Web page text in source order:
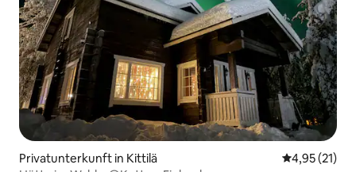
Privatunterkunft in Kittilä
4,95 (21)